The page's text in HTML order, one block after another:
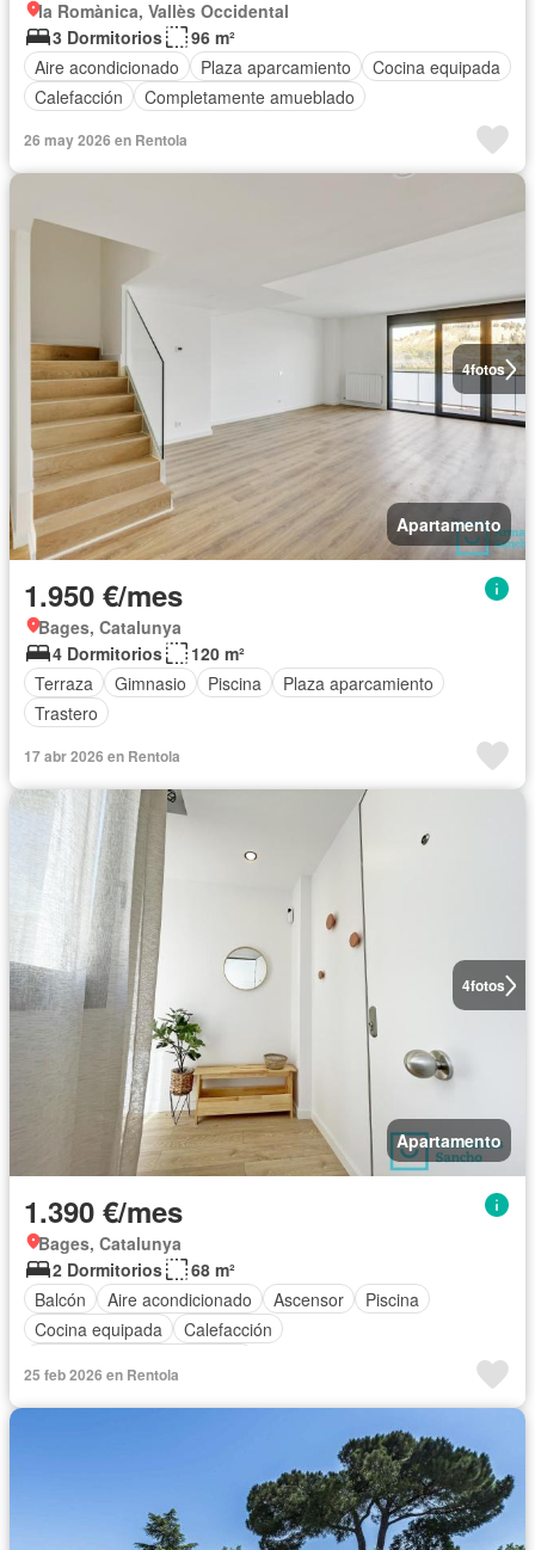
la Romànica, Vallès Occidental
3 Dormitorios
96 m²
Aire acondicionado
Plaza aparcamiento
Cocina equipada
Calefacción
Completamente amueblado
26 may 2026 en Rentola
4fotos
Apartamento
1.950 €/mes
Bages, Catalunya
4 Dormitorios
120 m²
Terraza
Gimnasio Piscina
Plaza aparcamiento
Trastero
17 abr 2026 en Rentola
4fotos
Apartamento
1.390 €/mes
Bages, Catalunya
2 Dormitorios
68 m²
Balcón
Aire acondicionado Ascensor
Piscina
Cocina equipada
Calefacción
25 feb 2026 en Rentola